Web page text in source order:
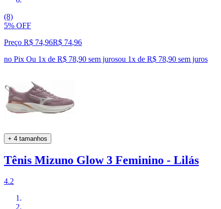
(8)
5% OFF
Preço R$ 74,96R$ 74,96
no Pix Ou 1x de R$ 78,90 sem jurosou 1x de R$ 78,90 sem juros
+ 4 tamanhos
Tênis Mizuno Glow 3 Feminino - Lilás
4.2